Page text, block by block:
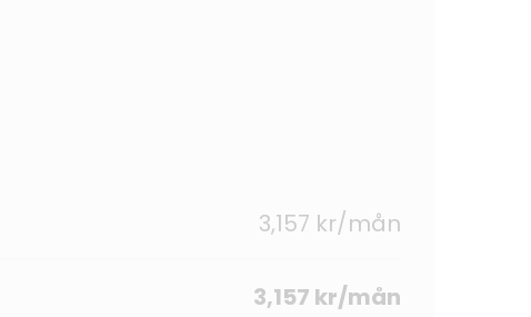
3,157 kr/mån
3,157 kr/mån